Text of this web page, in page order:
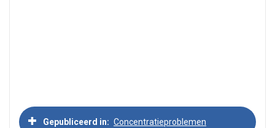
Gepubliceerd in Concentratieproblemen